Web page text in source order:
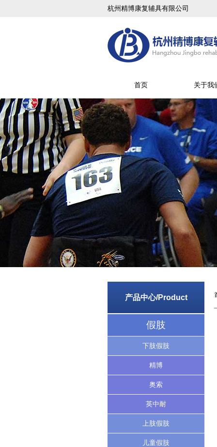
杭州精博康复辅具有限公司
首页 关于我
产品中心/Product
假肢
下肢假肢
精博
奥索
英中耐
上肢假肢
儿童假肢